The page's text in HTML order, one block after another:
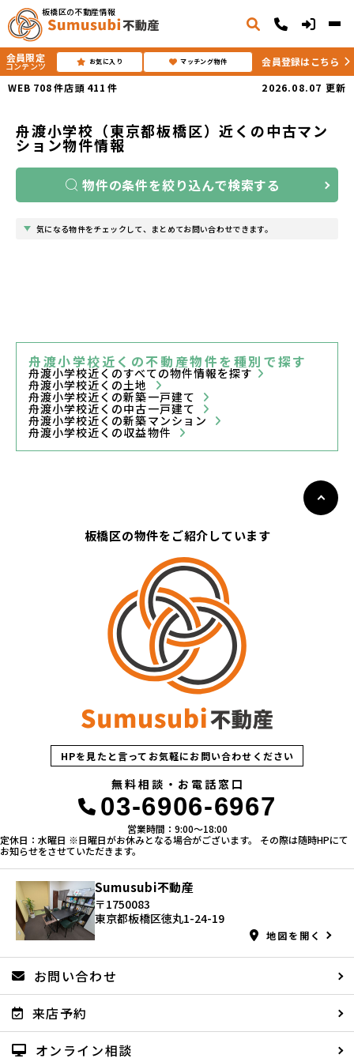
板橋区の不動産情報
会員限定
コンテンツ お気に入り マッチング物件
会員登録はこちら
WEB 708件店頭 411 件 2026.08.07 更新
舟渡小学校（東京都板橋区）近くの中古マン
ション物件情報
物件の条件を絞り込んで検索する
気になる物件をチェックして、まとめてお問い合わせできます。
舟渡小学校近くの不動産物件を種別で探す
舟渡小学校近くのすべての物件情報を探す
舟渡小学校近くの土地
舟渡小学校近くの新築一戸建て
舟渡小学校近くの中古一戸建て
舟渡小学校近くの新築マンション
舟渡小学校近くの収益物件
板橋区の物件をご紹介しています
HPを見たと言ってお気軽にお問い合わせください
無料相談・お電話窓口
03-6906-6967
営業時間：9:00〜18:00
定休日：水曜日 ※日曜日がお休みとなる場合がございます。 その際は随時HPにて
お知らせをさせていただきます。
Sumusubi不動産
〒1750083
東京都板橋区徳丸1-24-19
地図を開く
お問い合わせ
来店予約
オンライン相談